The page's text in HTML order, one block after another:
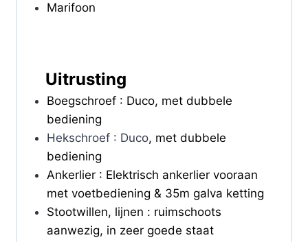
Marifoon
Uitrusting
Boegschroef : Duco, met dubbele
bediening
Hekschroef : Duco, met dubbele
bediening
Ankerlier : Elektrisch ankerlier vooraan
met voetbediening & 35m galva ketting
Stootwillen, lijnen : ruimschoots
aanwezig, in zeer goede staat